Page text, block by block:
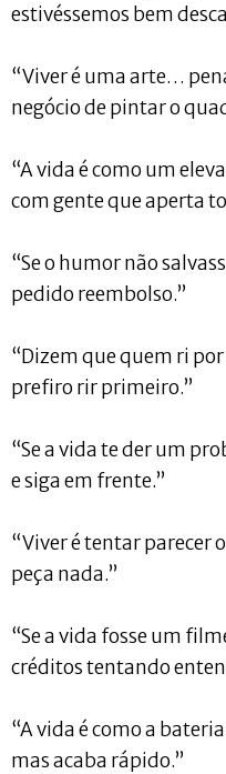
estivéssemos bem
“Viver é uma arte…
negócio de pintar o
“A vida é como um
com gente que aperta
“Se o humor não
pedido reembolso.”
“Dizem que quem ri
prefiro rir primeiro.”
“Se a vida te der um
e siga em frente.”
“Viver é tentar parecer
peça nada.”
“Se a vida fosse um
créditos tentando
“A vida é como a
mas acaba rápido.”